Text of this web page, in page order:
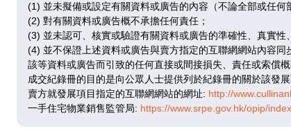
7 / F
A
829呎 | 3房(1套) 826
(1) 並未擬備或設定有關資料或廣告的內容（不論全部或任何
(2) 對有關資料或廣告概不承擔任何責任；
(3) 並未認可、核實或驗證有關資料或廣告的準確性、真實性
(4) 並不保證上述資料或廣告與賣方指定的互聯網網站內容
該等資料或廣告而引致的任何直接或間接損失、責任或索償概
成交紀錄冊的目的是向公眾人士提供列於紀錄冊的關於該發
賣方就發展項目指定的互聯網網站的網址: http://
一手住宅物業銷售監管局: https://www.srpe.gov.hk/opip/